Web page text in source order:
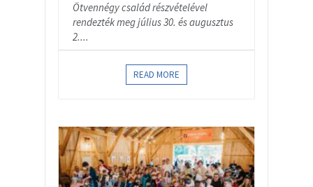
Ötvennégy család részvételével
rendezték meg július 30. és augusztus
2....
READ MORE